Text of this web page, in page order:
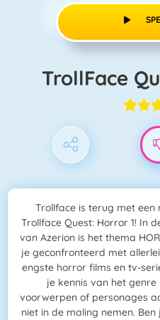
TrollFace
Trollface is terug met een
Trollface Quest: Horror 1! In
van Azerion is het thema
je geconfronteerd met
engste horror films en tv-
je kennis van het
voorwerpen of personages
niet in de maling nemen.